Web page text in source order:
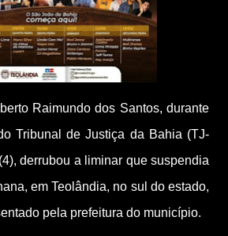
Raimundo dos Santos, durante
Tribunal de Justiça da Bahia (TJ-
derrubou a liminar que suspendia
em Teolândia, no sul do estado,
pela prefeitura do município.